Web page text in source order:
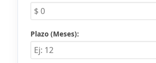
Plazo (Meses):